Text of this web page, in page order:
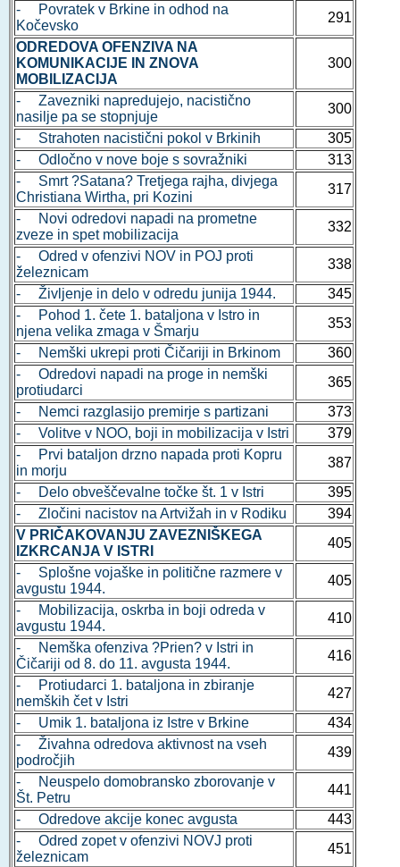
- Povratek v Brkine in odhod na
Kočevsko
291
ODREDOVA OFENZIVA NA
KOMUNIKACIJE IN ZNOVA
MOBILIZACIJA
300
- Zavezniki napredujejo, nacistično
nasilje pa se stopnjuje
300
- Strahoten nacistični pokol v Brkinih
305
- Odločno v nove boje s sovražniki
313
- Smrt ?Satana? Tretjega rajha, divjega
Christiana Wirtha, pri Kozini
317
- Novi odredovi napadi na prometne
zveze in spet mobilizacija
332
- Odred v ofenzivi NOV in POJ proti
železnicam
338
- Življenje in delo v odredu junija 1944.
345
- Pohod 1. čete 1. bataljona v Istro in
njena velika zmaga v Šmarju
353
- Nemški ukrepi proti Čičariji in Brkinom
360
- Odredovi napadi na proge in nemški
protiudarci
365
- Nemci razglasijo premirje s partizani
373
- Volitve v NOO, boji in mobilizacija v Istri
379
- Prvi bataljon drzno napada proti Kopru
in morju
387
- Delo obveščevalne točke št. 1 v Istri
395
- Zločini nacistov na Artvižah in v Rodiku
394
V PRIČAKOVANJU ZAVEZNIŠKEGA
IZKRCANJA V ISTRI
405
- Splošne vojaške in politične razmere v
avgustu 1944.
405
- Mobilizacija, oskrba in boji odreda v
avgustu 1944.
410
- Nemška ofenziva ?Prien? v Istri in
Čičariji od 8. do 11. avgusta 1944.
416
- Protiudarci 1. bataljona in zbiranje
nemških čet v Istri
427
- Umik 1. bataljona iz Istre v Brkine
434
- Živahna odredova aktivnost na vseh
področjih
439
- Neuspelo domobransko zborovanje v
Št. Petru
441
- Odredove akcije konec avgusta
443
- Odred zopet v ofenzivi NOVJ proti
železnicam
451